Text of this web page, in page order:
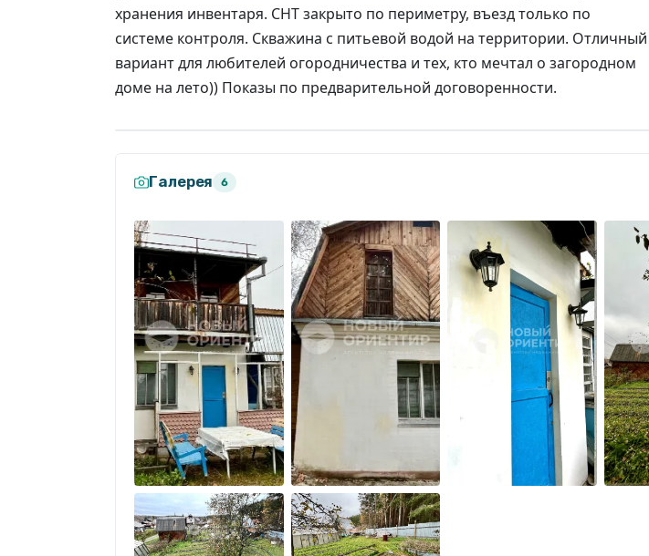
хранения инвентаря. СНТ закрыто по периметру, въезд только по
системе контроля. Скважина с питьевой водой на территории. Отличный
вариант для любителей огородничества и тех, кто мечтал о загородном
доме на лето)) Показы по предварительной договоренности.
Галерея 6